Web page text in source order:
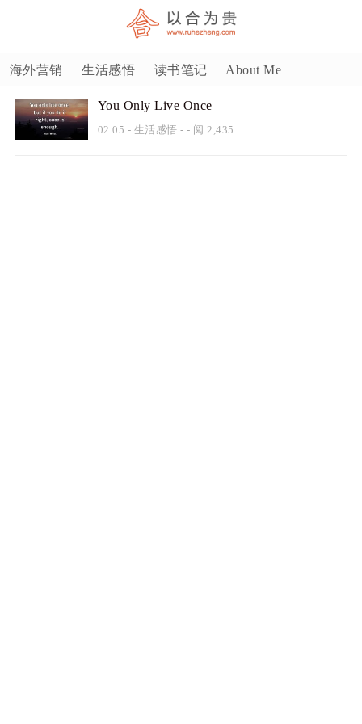
海外营销 生活感悟 读书笔记 About Me
You Only Live Once
02.05 - 生活感悟 - - 阅 2,435